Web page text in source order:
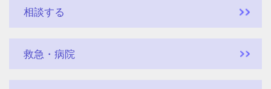
相談する
救急・病院